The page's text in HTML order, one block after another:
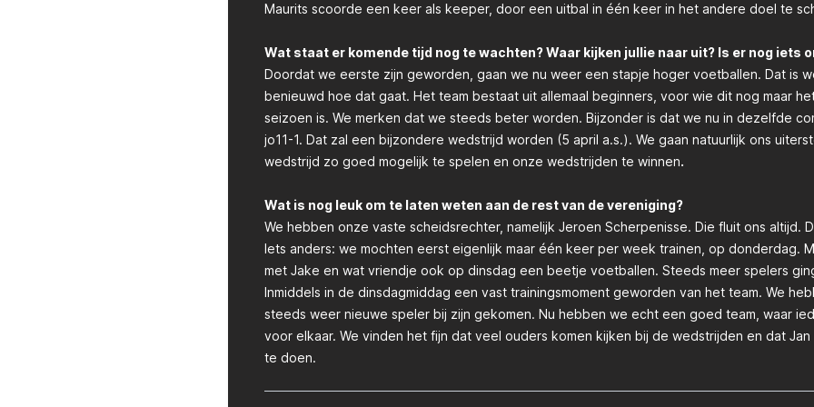
Maurits scoorde een keer als keeper, door een uitbal in één keer in het andere doel te
Wat staat er komende tijd nog te wachten? Waar kijken jullie naar uit? Is er nog iets
Doordat we eerste zijn geworden, gaan we nu weer een stapje hoger voetballen. Dat is
benieuwd hoe dat gaat. Het team bestaat uit allemaal beginners, voor wie dit nog maar
seizoen is. We merken dat we steeds beter worden. Bijzonder is dat we nu in dezelfde
jo11-1. Dat zal een bijzondere wedstrijd worden (5 april a.s.). We gaan natuurlijk ons
wedstrijd zo goed mogelijk te spelen en onze wedstrijden te winnen.
Wat is nog leuk om te laten weten aan de rest van de vereniging?
We hebben onze vaste scheidsrechter, namelijk Jeroen Scherpenisse. Die fluit ons altijd.
Iets anders: we mochten eerst eigenlijk maar één keer per week trainen, op donderdag.
met Jake en wat vriendje ook op dinsdag een beetje voetballen. Steeds meer spelers
Inmiddels in de dinsdagmiddag een vast trainingsmoment geworden van het team. We
steeds weer nieuwe speler bij zijn gekomen. Nu hebben we echt een goed team, waar
voor elkaar. We vinden het fijn dat veel ouders komen kijken bij de wedstrijden en dat
te doen.